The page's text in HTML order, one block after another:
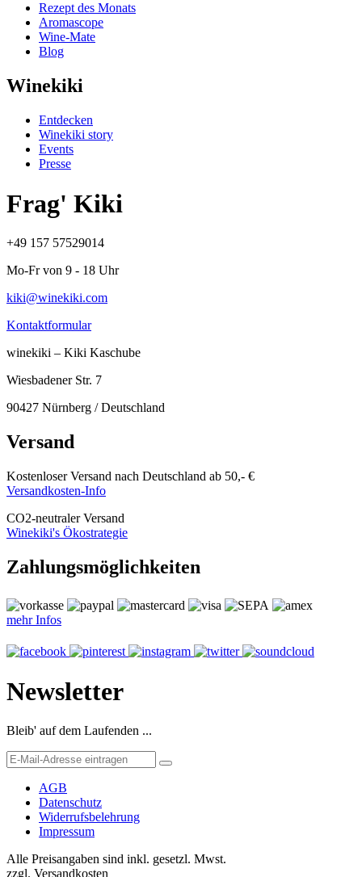
Rezept des Monats
Aromascope
Wine-Mate
Blog
Winekiki
Entdecken
Winekiki story
Events
Presse
Frag' Kiki
+49 157 57529014
Mo-Fr von 9 - 18 Uhr
kiki@winekiki.com
Kontaktformular
winekiki – Kiki Kaschube
Wiesbadener Str. 7
90427 Nürnberg / Deutschland
Versand
Kostenloser Versand nach Deutschland ab 50,- €
Versandkosten-Info
CO2-neutraler Versand
Winekiki's Ökostrategie
Zahlungsmöglichkeiten
mehr Infos
Newsletter
Bleib' auf dem Laufenden ...
AGB
Datenschutz
Widerrufsbelehrung
Impressum
Alle Preisangaben sind inkl. gesetzl. Mwst.
zzgl. Versandkosten